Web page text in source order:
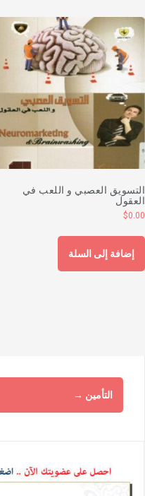
العصبي و اللعب في
$
إضافة إلى السلة
التأمين →